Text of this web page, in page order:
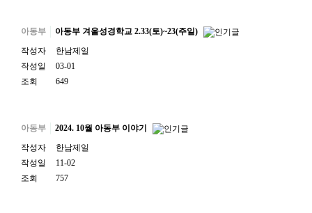
아동부
아동부 겨울성경학교 2.33(토)~23(주일)
작성자
한남제일
작성일
03-01
조회
649
아동부
2024. 10월 아동부 이야기
작성자
한남제일
작성일
11-02
조회
757